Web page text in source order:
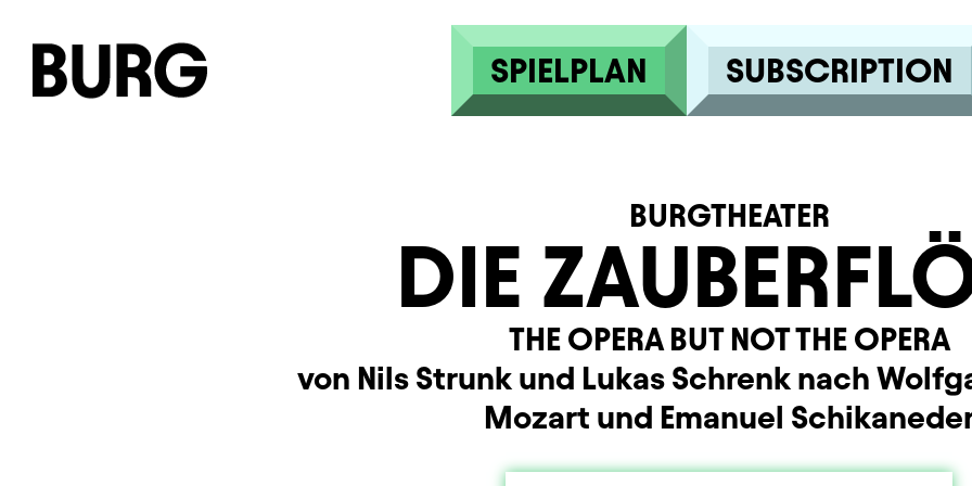
SPIELPLAN SUBSCRIPTION
DIE
BURGTHEATER
THE OPERA BUT NOT THE OPERA
von Nils Strunk und Lukas Schrenk nach
Mozart und Emanuel